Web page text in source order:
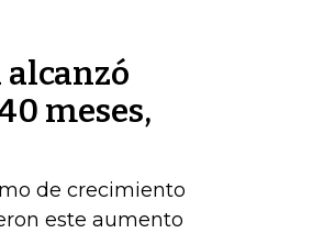
alcanzó
meses,
de crecimiento
este aumento